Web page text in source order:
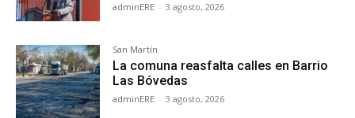
adminERE - 3 agosto, 2026
San Martín
La comuna reasfalta calles en Barrio
Las Bóvedas
adminERE - 3 agosto, 2026